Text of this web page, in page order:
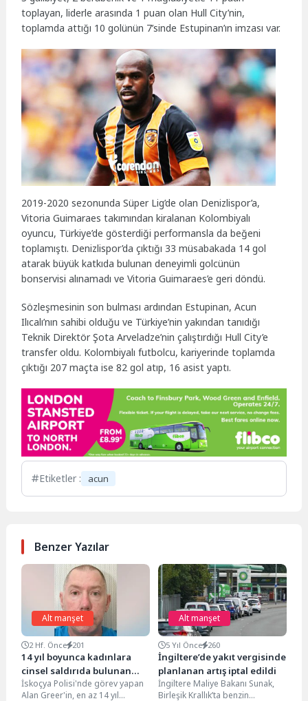
toplayan, liderle arasında 1 puan olan Hull City’nin,
toplamda attığı 10 golünün 7’sinde Estupinan’ın imzası var.
2019-2020 sezonunda Süper Lig’de olan Denizlispor’a,
Vitoria Guimaraes takımından kiralanan Kolombiyalı
oyuncu, Türkiye’de gösterdiği performansla da beğeni
toplamıştı. Denizlispor’da çıktığı 33 müsabakada 14 gol
atarak büyük katkıda bulunan deneyimli golcünün
bonservisi alınamadı ve Vitoria Guimaraes’e geri döndü.
Sözleşmesinin son bulması ardından Estupinan, Acun
Ilıcalı’nın sahibi olduğu ve Türkiye’nin yakından tanıdığı
Teknik Direktör Şota Arveladze’nin çalıştırdığı Hull City’e
transfer oldu. Kolombiyalı futbolcu, kariyerinde toplamda
çıktığı 207 maçta ise 82 gol atıp, 16 asist yaptı.
Etiketler : acun
Benzer Yazılar
Alt manşet
2 Hf. Önce 201
14 yıl boyunca kadınlara
cinsel saldırıda bulunan
polis deşifre oldu
İskoçya Polisi'nde görev yapan
Alan Greer'in, en az 14 yıl
Alt manşet
5 Yıl Önce 260
İngiltere’de yakıt vergisinde
planlanan artış iptal edildi
İngiltere Maliye Bakanı Sunak,
Birleşik Krallık’ta benzin